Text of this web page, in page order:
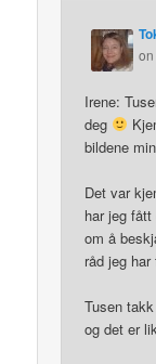
Irene:
deg
bildene
Det var
har jeg
om å
råd jeg
Tusen takk
og det er